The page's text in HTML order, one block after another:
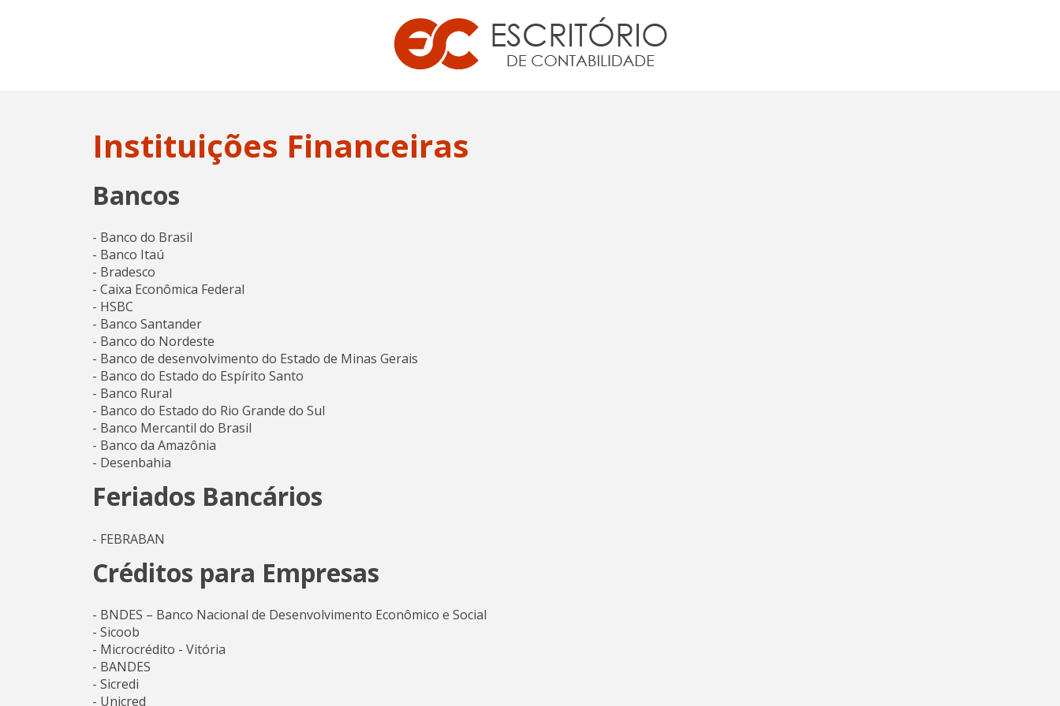
Instituições Financeiras
Bancos
- Banco do Brasil
- Banco Itaú
- Bradesco
- Caixa Econômica Federal
- HSBC
- Banco Santander
- Banco do Nordeste
- Banco de desenvolvimento do Estado de Minas Gerais
- Banco do Estado do Espírito Santo
- Banco Rural
- Banco do Estado do Rio Grande do Sul
- Banco Mercantil do Brasil
- Banco da Amazônia
- Desenbahia
Feriados Bancários
- FEBRABAN
Créditos para Empresas
- BNDES – Banco Nacional de Desenvolvimento Econômico e Social
- Sicoob
- Microcrédito - Vitória
- BANDES
- Sicredi
- Unicred